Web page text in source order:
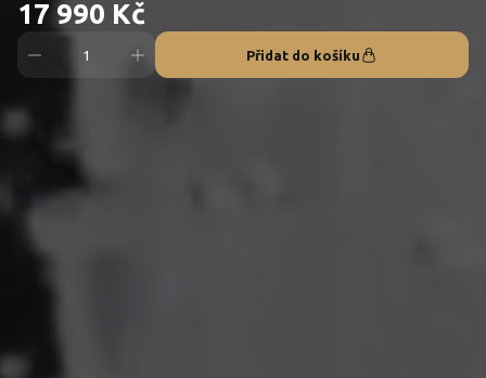
17 990 Kč
Přidat do košíku